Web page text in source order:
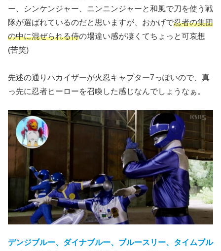
ー、シンケンジャー、ニンニンジャーと和風で刀を使う戦
隊が選ばれているのだと思いますが、おかげで忍者の集団
の中に混ぜられる侍の場違い感が凄くてちょっと可哀想
(苦笑)
先述の通りハカイザーが火忍キャプター7っぽいので、真
っ先に忍者ヒーローを召喚した感じなんでしょうなぁ。
デンジブルー、ダイナブルー、ブルースリー、タイムブル